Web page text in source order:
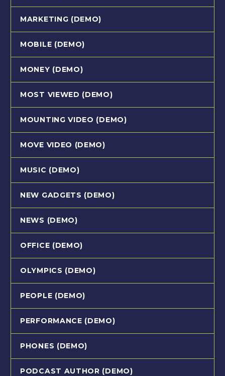
MARKETING (DEMO)
MOBILE (DEMO)
MONEY (DEMO)
MOST VIEWED (DEMO)
MOUNTING VIDEO (DEMO)
MOVE VIDEO (DEMO)
MUSIC (DEMO)
NEW GADGETS (DEMO)
NEWS (DEMO)
OFFICE (DEMO)
OLYMPICS (DEMO)
PEOPLE (DEMO)
PERFORMANCE (DEMO)
PHONES (DEMO)
PODCAST AUTHOR (DEMO)